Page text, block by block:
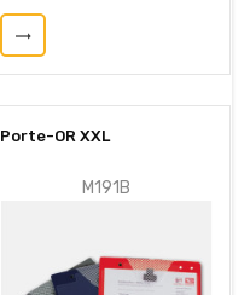
trending_flat
Porte-OR XXL
M191B